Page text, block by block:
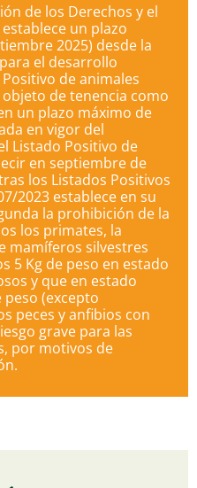
de los Derechos y el
un plazo
2025) desde la
el desarrollo
de animales
de tenencia como
un plazo máximo de
en vigor del
Listado Positivo de
en septiembre de
los Listados Positivos
2023 establece en su
la prohibición de la
los primates, la
mamíferos silvestres
5 Kg de peso en estado
y que en estado
(excepto
peces y anfibios con
grave para las
por motivos de